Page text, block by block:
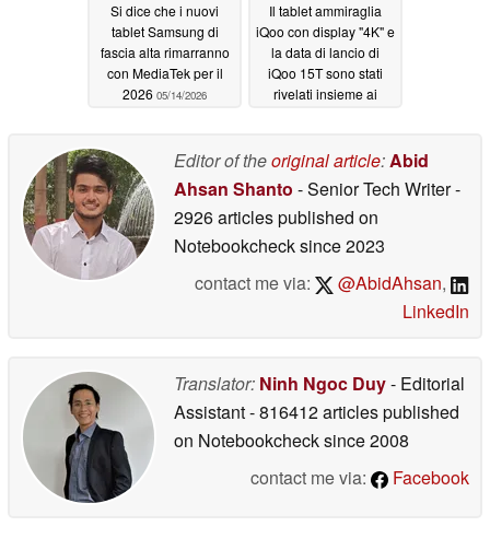
Si dice che i nuovi
tablet Samsung di
fascia alta rimarranno
con MediaTek per il
2026 05/14/2026
Il tablet ammiraglia
iQoo con display "4K" e
la data di lancio di
iQoo 15T sono stati
rivelati insieme ai
Editor of theoriginal article:Abid
Ahsan Shanto - Senior Tech Writer-
2926 articles published on
Notebookchecksince 2023
contact me via:
@AbidAhsan,
LinkedIn
Translator: Ninh Ngoc Duy- Editorial
Assistant- 816412 articles published
on Notebookchecksince 2008
contact me via:
Facebook